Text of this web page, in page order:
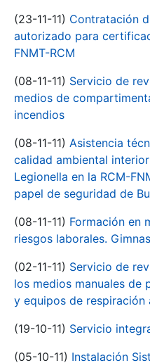
(23-11-11) Contratación
autorizado para
FNMT-RCM
(08-11-11) Servicio de
medios de
incendios
(08-11-11) Asistencia
calidad ambiental
Legionella en la RCM-
papel de seguridad de
(08-11-11) Formación en
riesgos laborales.
(02-11-11) Servicio de
los medios manuales de
y equipos de respiración
(19-10-11) Servicio
(05-10-11) Instalación